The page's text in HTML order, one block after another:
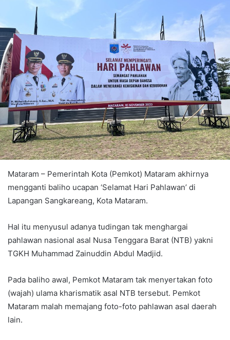
Mataram – Pemerintah Kota (Pemkot) Mataram akhirnya
mengganti baliho ucapan ‘Selamat Hari Pahlawan’ di
Lapangan Sangkareang, Kota Mataram.
Hal itu menyusul adanya tudingan tak menghargai
pahlawan nasional asal Nusa Tenggara Barat (NTB) yakni
TGKH Muhammad Zainuddin Abdul Madjid.
Pada baliho awal, Pemkot Mataram tak menyertakan foto
(wajah) ulama kharismatik asal NTB tersebut. Pemkot
Mataram malah memajang foto-foto pahlawan asal daerah
lain.